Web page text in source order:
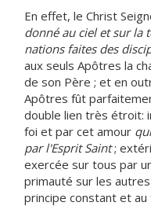
En effet, le Christ
donné au ciel et sur la
nations faites des
aux seuls Apôtres la
de son Père ; et en
Apôtres fût
double lien très étroit:
foi et par cet amour
par l'Esprit Saint;
exercée sur tous par
primauté sur les
principe constant et